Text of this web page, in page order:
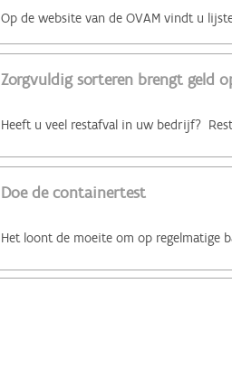
Zorgvuldig sorteren brengt geld
Doe de containertest